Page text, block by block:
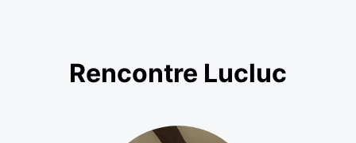
Rencontre Lucluc